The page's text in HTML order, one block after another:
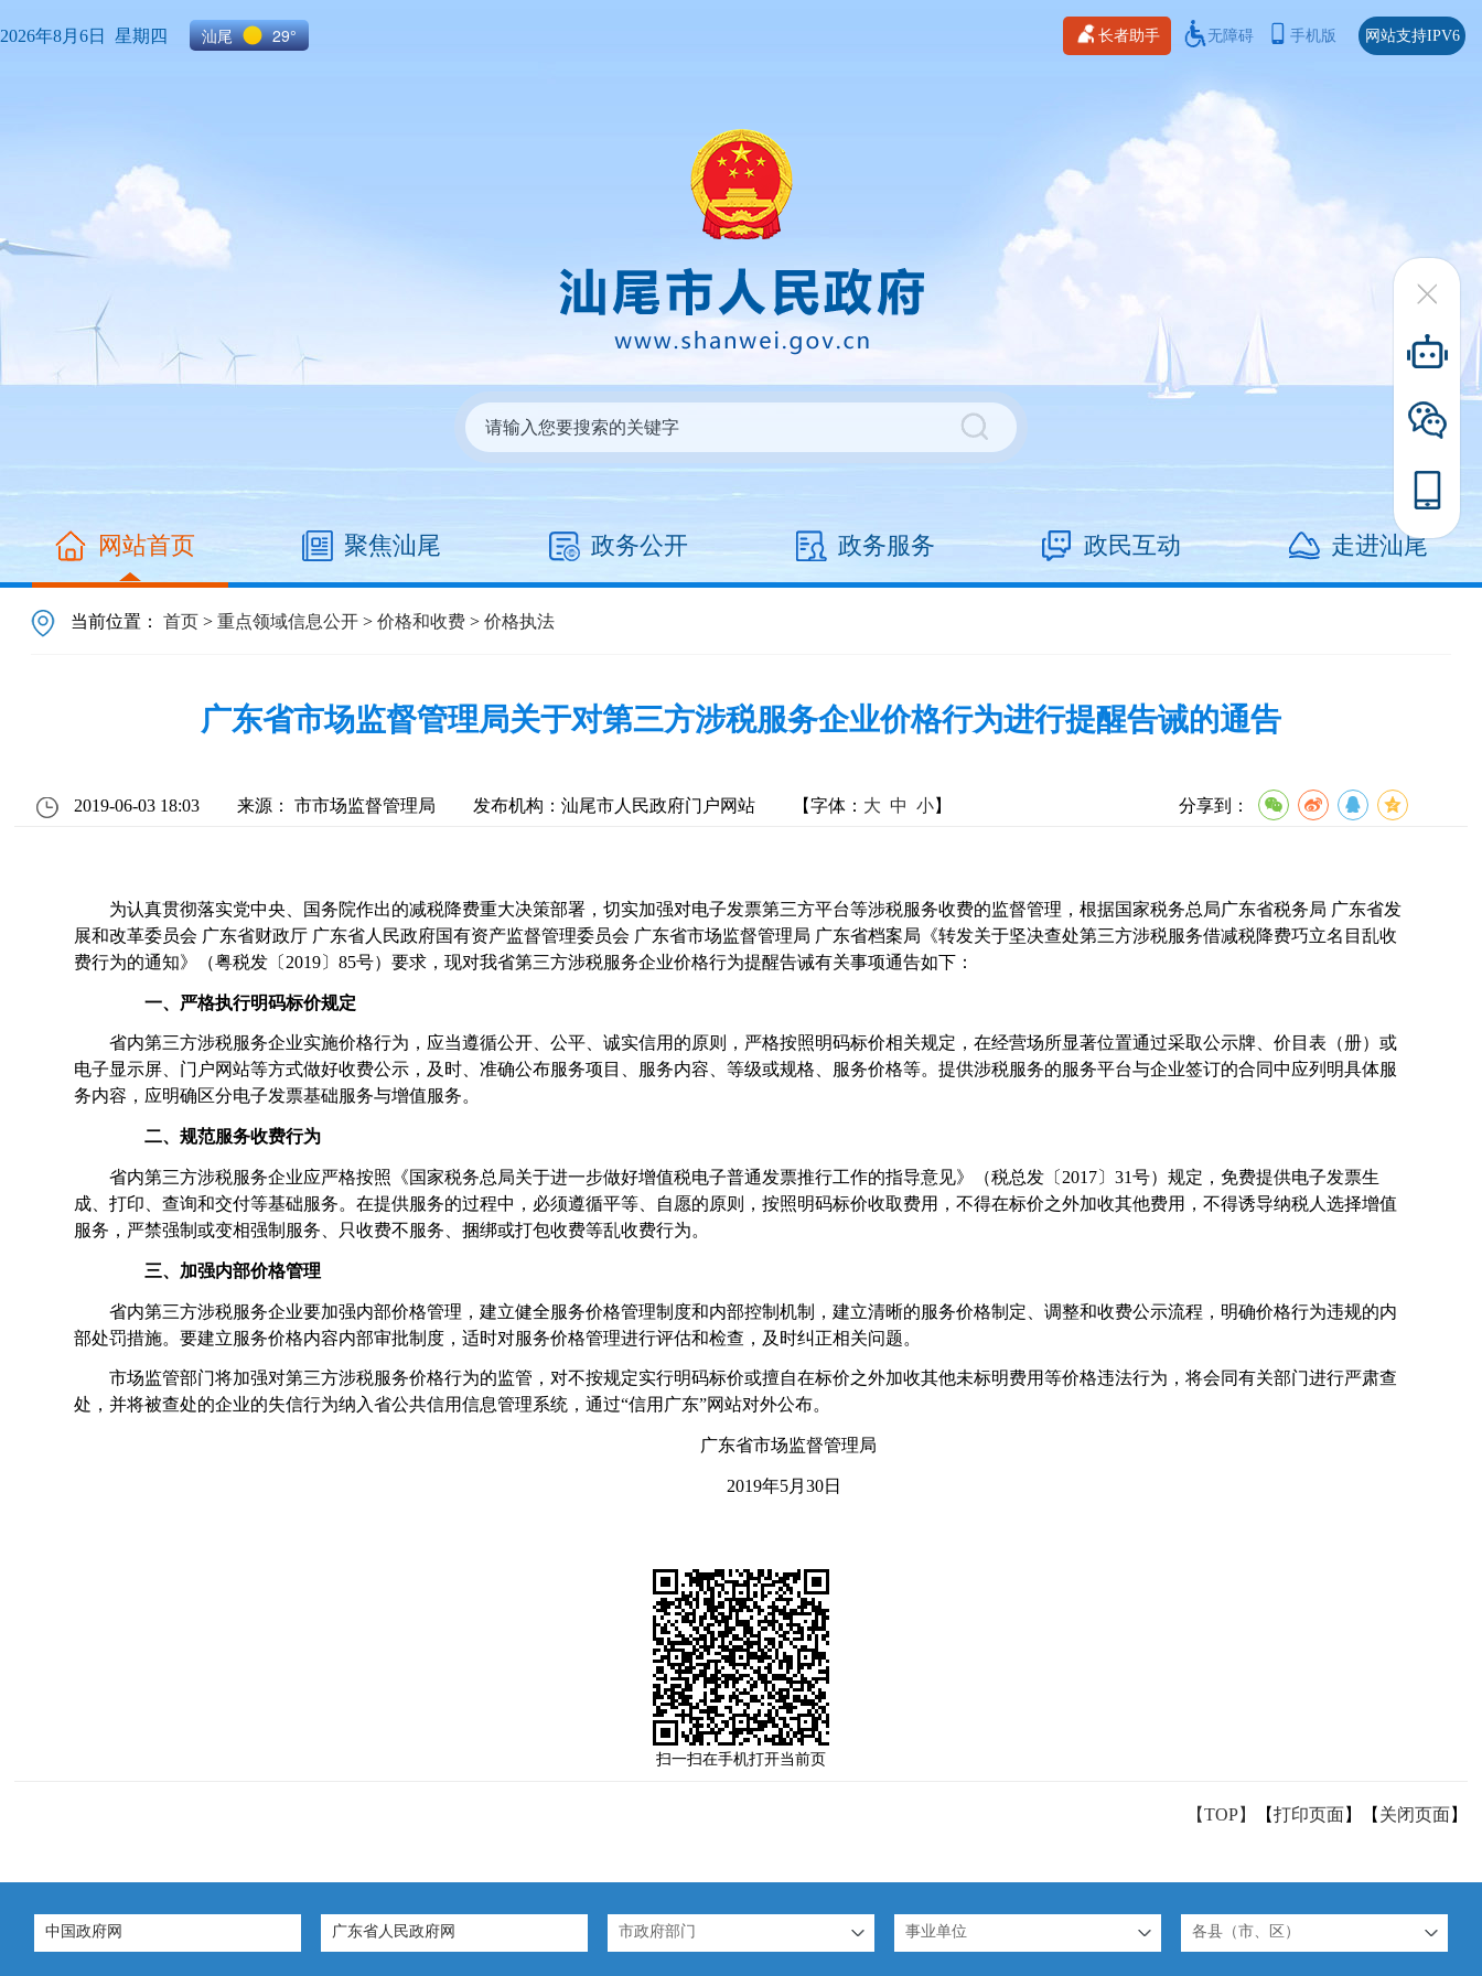
2026年8月6日 星期四 汕尾 29° 长者助手 无障碍 手机版 网站支持IPV6
网站首页 聚焦汕尾 政务公开 政务服务 政民互动 走进汕尾
当前位置：首页 >重点领域信息公开 >价格和收费 >价格执法
广东省市场监督管理局关于对第三方涉税服务企业价格行为进行提醒告诫的通告
2019-06-03 18:03 来源： 市市场监督管理局 发布机构：汕尾市人民政府门户网站 【字体： 大 中 小】 分享到：
为认真贯彻落实党中央、国务院作出的减税降费重大决策部署，切实加强对电子发票第三方平台等涉税服务收费的监督管理，根据国家税务总局广东省税务局 广东省发
展和改革委员会 广东省财政厅 广东省人民政府国有资产监督管理委员会 广东省市场监督管理局 广东省档案局《转发关于坚决查处第三方涉税服务借减税降费巧立名目乱收
费行为的通知》（粤税发〔2019〕85号）要求，现对我省第三方涉税服务企业价格行为提醒告诫有关事项通告如下：
一、严格执行明码标价规定
省内第三方涉税服务企业实施价格行为，应当遵循公开、公平、诚实信用的原则，严格按照明码标价相关规定，在经营场所显著位置通过采取公示牌、价目表（册）或
电子显示屏、门户网站等方式做好收费公示，及时、准确公布服务项目、服务内容、等级或规格、服务价格等。提供涉税服务的服务平台与企业签订的合同中应列明具体服
务内容，应明确区分电子发票基础服务与增值服务。
二、规范服务收费行为
省内第三方涉税服务企业应严格按照《国家税务总局关于进一步做好增值税电子普通发票推行工作的指导意见》（税总发〔2017〕31号）规定，免费提供电子发票生
成、打印、查询和交付等基础服务。在提供服务的过程中，必须遵循平等、自愿的原则，按照明码标价收取费用，不得在标价之外加收其他费用，不得诱导纳税人选择增值
服务，严禁强制或变相强制服务、只收费不服务、捆绑或打包收费等乱收费行为。
三、加强内部价格管理
省内第三方涉税服务企业要加强内部价格管理，建立健全服务价格管理制度和内部控制机制，建立清晰的服务价格制定、调整和收费公示流程，明确价格行为违规的内
部处罚措施。要建立服务价格内容内部审批制度，适时对服务价格管理进行评估和检查，及时纠正相关问题。
市场监管部门将加强对第三方涉税服务价格行为的监管，对不按规定实行明码标价或擅自在标价之外加收其他未标明费用等价格违法行为，将会同有关部门进行严肃查
处，并将被查处的企业的失信行为纳入省公共信用信息管理系统，通过“信用广东”网站对外公布。
广东省市场监督管理局
2019年5月30日
扫一扫在手机打开当前页
【TOP】 【打印页面】【 关闭页面】
中国政府网 广东省人民政府网 市政府部门 事业单位 各县（市、区）